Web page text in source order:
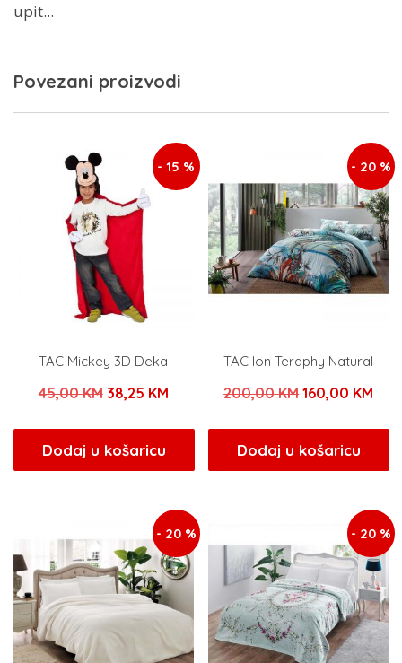
upit...
Povezani proizvodi
- 15 %
TAC Mickey 3D Deka
45,00KM Izvorna
bila
je:
38,25 KMTrenutna
38,25 KM.
Dodaj u košaricu
- 20 %
TAC Ion Teraphy Natural
200,00KMIzvorna
bila
je:
160,00 KM
Dodaj u košaricu
- 20 % - 20 %